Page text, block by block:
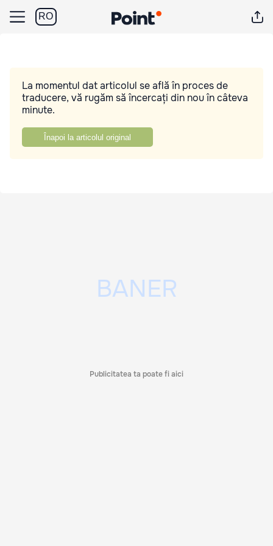
RO
La momentul dat articolul se află în proces de
traducere, vă rugăm să încercați din nou în câteva
minute.
Înapoi la articolul original
Publicitatea ta poate fi aici